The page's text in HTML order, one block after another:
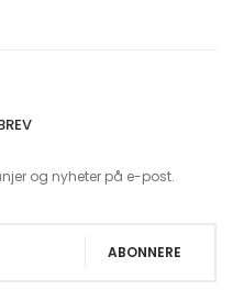
og nyheter på e-post.
ABONNERE